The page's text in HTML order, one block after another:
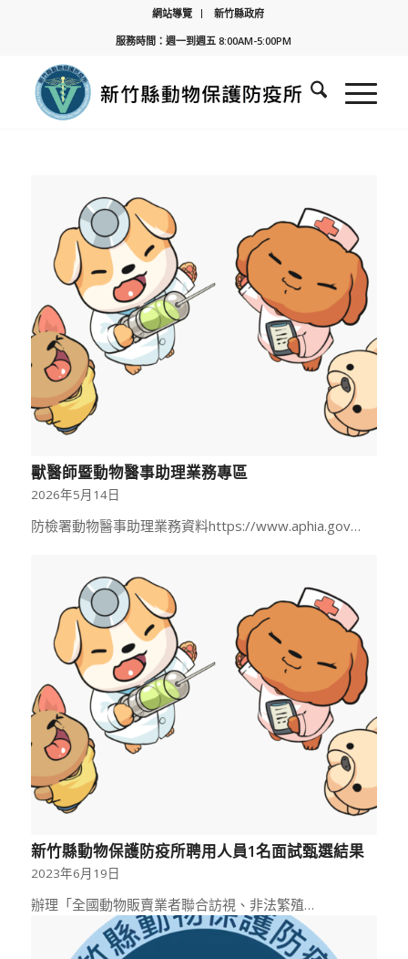
網站導覽
新竹縣政府
服務時間：週一到週五 8:00AM-5:00PM
獸醫師暨動物醫事助理業務專區
2026年5月14日
防檢署動物醫事助理業務資料https://www.aphia.gov…
新竹縣動物保護防疫所聘用人員1名面試甄選結果
2023年6月19日
辦理「全國動物販賣業者聯合訪視、非法繁殖…